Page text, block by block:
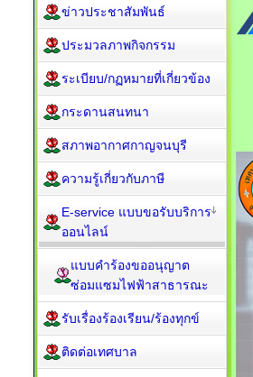
ข่าวประชาสัมพันธ์
ประมวลภาพกิจกรรม
ระเบียบ/กฏหมายที่เกี่ยวข้อง
กระดานสนทนา
สภาพอากาศกาญจนบุรี
ความรู้เกี่ยวกับภาษี
E-service แบบขอรับบริการ
ออนไลน์
แบบคำร้องขออนุญาต
ซ่อมแซมไฟฟ้าสาธารณะ
รับเรื่องร้องเรียน/ร้องทุกข์
ติดต่อเทศบาล